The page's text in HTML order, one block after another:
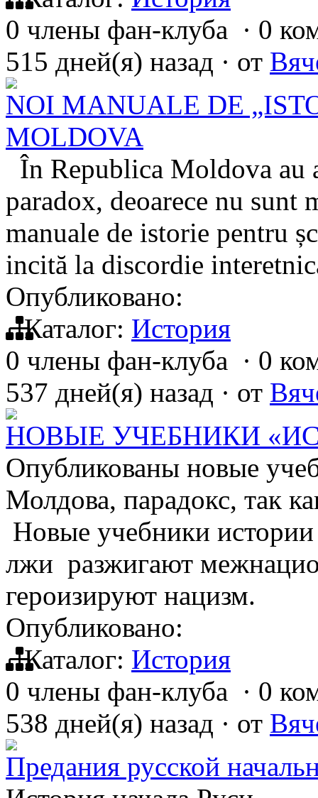
0 члены фан-клуба · 0
515 дней(я) назад · от
NOI MANUALE DE
MOLDOVA
În Republica Moldova au
paradox, deoarece nu
manuale de istorie pentru
incită la discordie
Опубликовано:
Каталог: История
0 члены фан-клуба · 0
537 дней(я) назад · от
НОВЫЕ УЧЕБНИКИ
Опубликованы новые
Молдова, парадокс, так
Новые учебники
лжи разжигают
героизируют нацизм.
Опубликовано:
Каталог: История
0 члены фан-клуба · 0
538 дней(я) назад · от
Предания русской